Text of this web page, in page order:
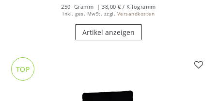
250 Gramm | 38,00 € / Kilogramm
inkl. ges. MwSt. zzgl. Versandkosten
Artikel anzeigen
TOP